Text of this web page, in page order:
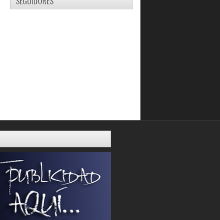
Jovanni Díaz: El 2013 ha sido un
John Romero destaca con 30 puntos
Seleccionados al Juego de las
Estrellas de la LNB
Maturín esta lista para ser sede
Danny Herrera: El coach quiere que
tenga un rol an...